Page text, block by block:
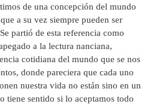
de una concepción del mundo
a su vez siempre pueden ser
partió de esta referencia como
a la lectura nanciana,
cotidiana del mundo que se nos
donde pareciera que cada uno
nuestra vida no están sino en un
tiene sentido si lo aceptamos todo